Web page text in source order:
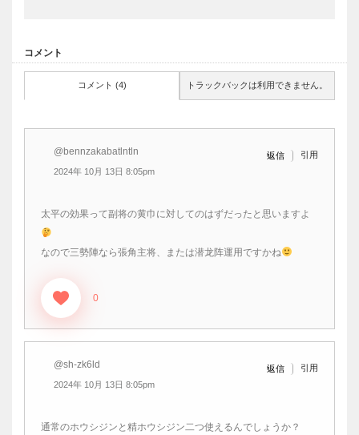
コメント
コメント (4) トラックバックは利用できません。
@bennzakabatlntln
2024年 10月 13日 8:05pm
返信 引用
太平の効果って副将の黄巾に対してのはずだったと思いますよ
なので三勢陣なら張角主将、または潜龙阵運用ですかね
0
@sh-zk6ld
2024年 10月 13日 8:05pm
返信 引用
通常のホウシジンと精ホウシジン二つ使えるんでしょうか？